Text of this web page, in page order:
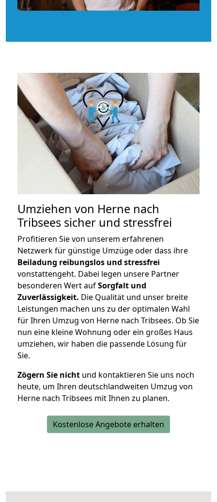
Umziehen von Herne nach
Tribsees sicher und stressfrei
Profitieren Sie von unserem erfahrenen
Netzwerk für günstige Umzüge oder dass ihre
Beiladung reibungslos und stressfrei
vonstattengeht. Dabei legen unsere Partner
besonderen Wert aufSorgfalt und
Zuverlässigkeit. Die Qualität und unser breite
Leistungen machen uns zu der optimalen Wahl
für Ihren Umzug von Herne nach Tribsees. Ob Sie
nun eine kleine Wohnung oder ein großes Haus
umziehen, wir haben die passende Lösung für
Sie.
Zögern Sie nicht und kontaktieren Sie uns noch
heute, um Ihren deutschlandweiten Umzug von
Herne nach Tribsees mit Ihnen zu planen.
Kostenlose Angebote erhalten